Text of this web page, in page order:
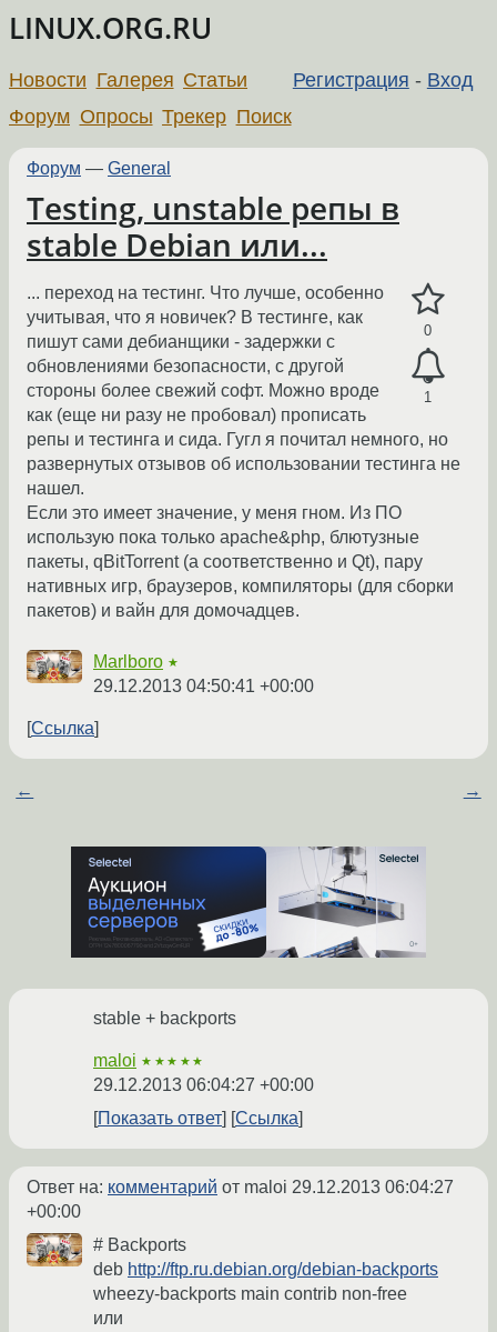
LINUX.ORG.RU
Регистрация - Вход
Новости Галерея Статьи
Форум Опросы Трекер Поиск
Форум — General
Testing, unstable репы в
stable Debian или...
0
1
... переход на тестинг. Что лучше, особенно
учитывая, что я новичек? В тестинге, как
пишут сами дебианщики - задержки с
обновлениями безопасности, с другой
стороны более свежий софт. Можно вроде
как (еще ни разу не пробовал) прописать
репы и тестинга и сида. Гугл я почитал немного, но
развернутых отзывов об использовании тестинга не
нашел.
Если это имеет значение, у меня гном. Из ПО
использую пока только apache&php, блютузные
пакеты, qBitTorrent (а соответственно и Qt), пару
нативных игр, браузеров, компиляторы (для сборки
пакетов) и вайн для домочадцев.
Marlboro ★
29.12.2013 04:50:41 +00:00
Ссылка
← →
stable + backports
maloi ★★★★★
29.12.2013 06:04:27 +00:00
Показать ответ
Ссылка
Ответ на: комментарий от maloi 29.12.2013 06:04:27
+00:00
# Backports
deb http://ftp.ru.debian.org/debian-backports
wheezy-backports main contrib non-free
или